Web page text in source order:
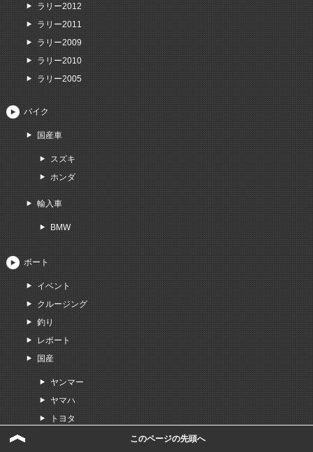
ラリー2012
ラリー2011
ラリー2009
ラリー2010
ラリー2005
バイク
国産車
スズキ
ホンダ
輸入車
BMW
ボート
イベント
クルージング
釣り
レポート
国産
ヤンマー
ヤマハ
トヨタ
このページの先頭へ